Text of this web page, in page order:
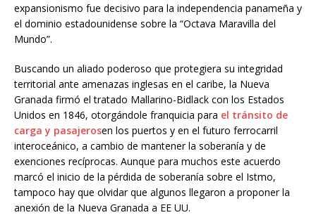
expansionismo fue decisivo para la independencia panameña y
el dominio estadounidense sobre la “Octava Maravilla del
Mundo”.
Buscando un aliado poderoso que protegiera su integridad
territorial ante amenazas inglesas en el caribe, la Nueva
Granada firmó el tratado Mallarino-Bidlack con los Estados
Unidos en 1846, otorgándole franquicia para el tránsito de
carga y pasajerosen los puertos y en el futuro ferrocarril
interoceánico, a cambio de mantener la soberanía y de
exenciones recíprocas. Aunque para muchos este acuerdo
marcó el inicio de la pérdida de soberanía sobre el Istmo,
tampoco hay que olvidar que algunos llegaron a proponer la
anexión de la Nueva Granada a EE UU.